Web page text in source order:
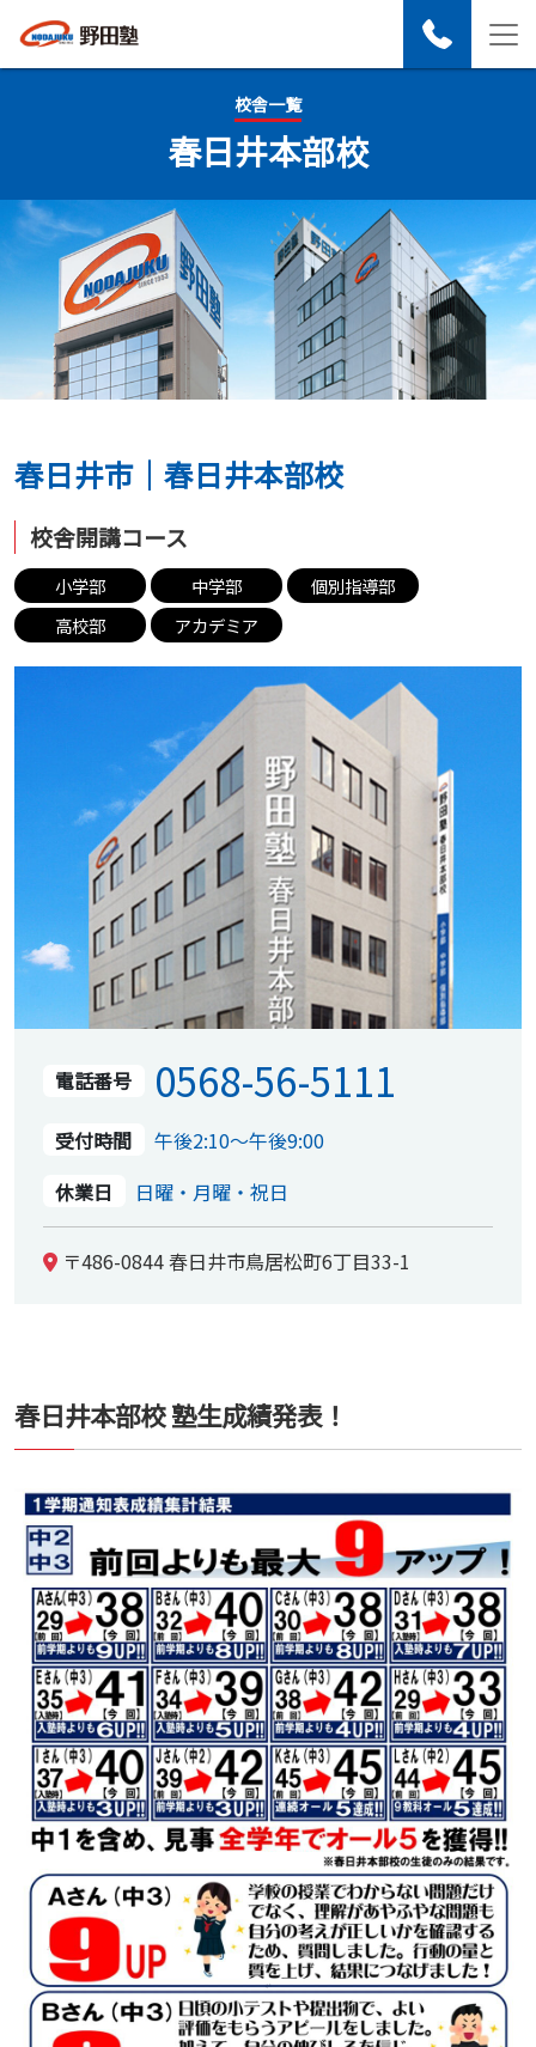
校舎一覧
春日井本部​校
春日井市｜春日井本部校
校舎開講コース
小学部 中学部
個別指導部
高校部
アカデミア
電話番号 0568-56-5111
受付時間
午後2:10～午後9:00
休業日
日曜・月曜・祝日
〒486-0844 春日井市鳥居松町6丁目33-1
春日井本部校 塾生成績発表！